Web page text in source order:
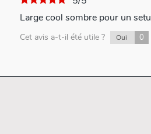
Large cool sombre pour un
Cet avis a-t-il été utile ? Oui 0